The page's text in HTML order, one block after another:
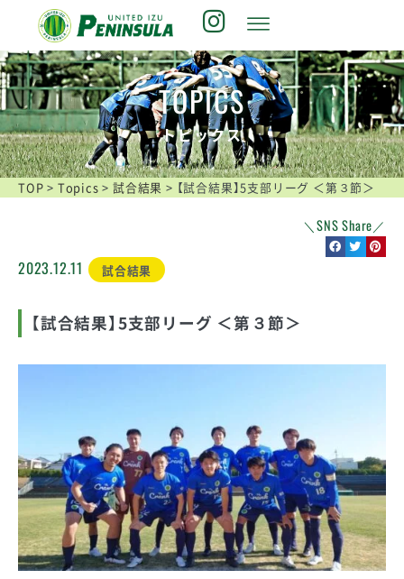
TOPICS
トピックス
TOP > Topics >試合結果 > 【試合結果】5支部リーグ ＜第３節＞
＼SNS Share／
2023.12.11 試合結果
【試合結果】5支部リーグ ＜第３節＞